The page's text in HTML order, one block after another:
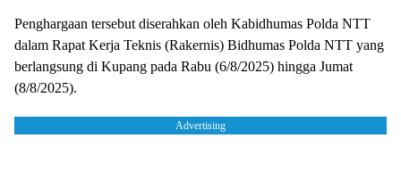
Penghargaan tersebut diserahkan oleh Kabidhumas Polda NTT
dalam Rapat Kerja Teknis (Rakernis) Bidhumas Polda NTT yang
berlangsung di Kupang pada Rabu (6/8/2025) hingga Jumat
(8/8/2025).
Advertising